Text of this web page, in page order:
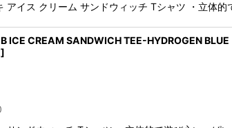
アイス クリーム サンドウィッチ Tシャツ ・立体
B ICE CREAM SANDWICH TEE-HYDROGEN BLUE
]